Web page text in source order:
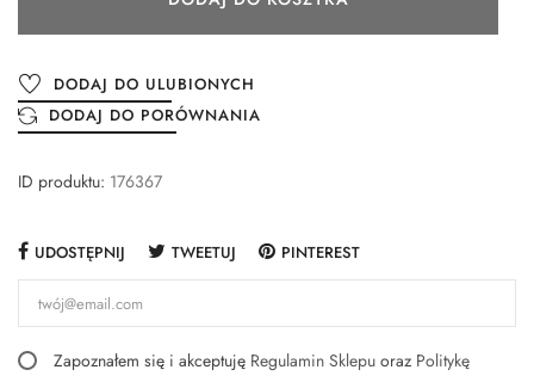
DODAJ DO ULUBIONYCH
DODAJ DO PORÓWNANIA
ID produktu: 176367
UDOSTĘPNIJ TWEETUJ PINTEREST
Zapoznałem się i akceptuję Regulamin Sklepu oraz Politykę